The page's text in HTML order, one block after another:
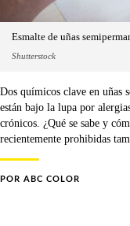
Esmalte de uñas
Shutterstock
Dos químicos clave en
están bajo la lupa por
crónicos. ¿Qué se sabe y
recientemente prohibidas
POR ABC COLOR